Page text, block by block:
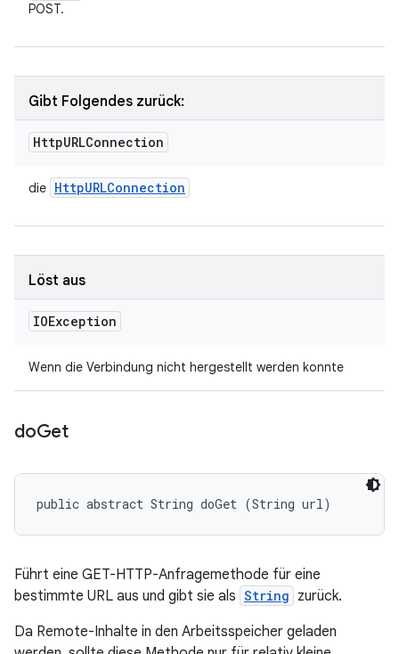
POST.
Gibt Folgendes zurück:
HttpURLConnection
die HttpURLConnection
Löst aus
IOException
Wenn die Verbindung nicht hergestellt werden konnte
doGet
public abstract String doGet (String url)
Führt eine GET-HTTP-Anfragemethode für eine
bestimmte URL aus und gibt sie als String zurück.
Da Remote-Inhalte in den Arbeitsspeicher geladen